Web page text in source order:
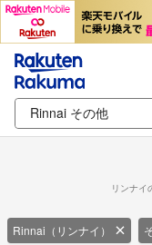
リンナイ
Rinnai（リンナイ）